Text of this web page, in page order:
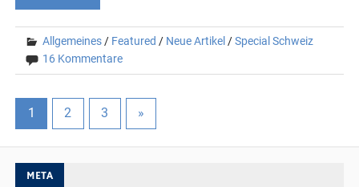
Allgemeines / Featured / Neue Artikel /Special Schweiz
16 Kommentare
1 2 3 »
META